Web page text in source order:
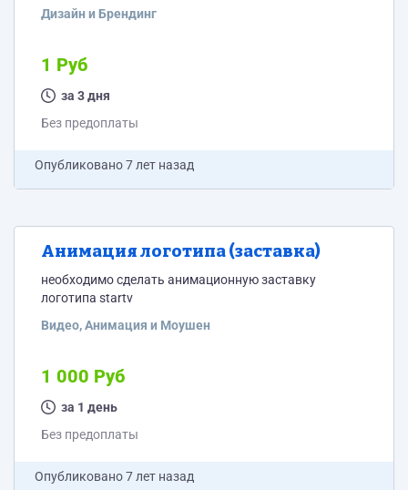
Дизайн и Брендинг
1 Руб
за 3 дня
Без предоплаты
Опубликовано7 лет назад
Анимация логотипа (заставка)
необходимо сделать анимационную заставку
логотипа startv
Видео, Анимация и Моушен
1 000 Руб
за 1 день
Без предоплаты
Опубликовано7 лет назад